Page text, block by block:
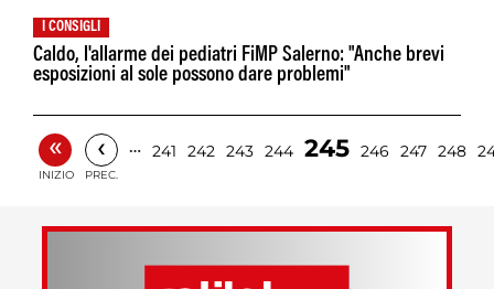
I CONSIGLI
Caldo, l'allarme dei pediatri FiMP Salerno: "Anche brevi
esposizioni al sole possono dare problemi"
«
INIZIO
‹
PREC.
… 241 242 243 244 245 246 247 248